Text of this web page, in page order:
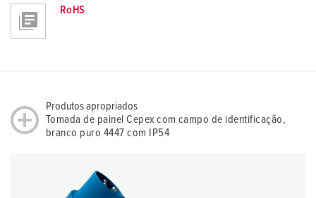
RoHS
Produtos apropriados
Tomada de painel Cepex com campo de identificação,
branco puro 4447 com IP54